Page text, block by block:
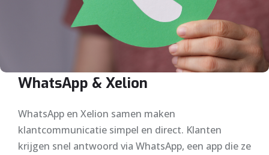
WhatsApp & Xelion
WhatsApp en Xelion samen maken
klantcommunicatie simpel en direct. Klanten
krijgen snel antwoord via WhatsApp, een app die ze